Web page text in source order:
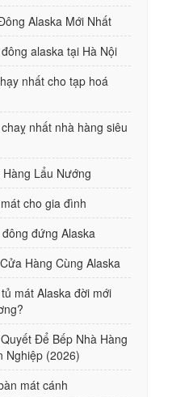
Alaska Mới Nhất
alaska tại Hà Nội
nhất cho tạp hoá
nhất nhà hàng siêu
Lẩu Nướng
cho gia đình
đứng Alaska
Hàng Cùng Alaska
mát Alaska đời mới
Để Bếp Nhà Hàng
Nghiệp (2026)
mát cánh